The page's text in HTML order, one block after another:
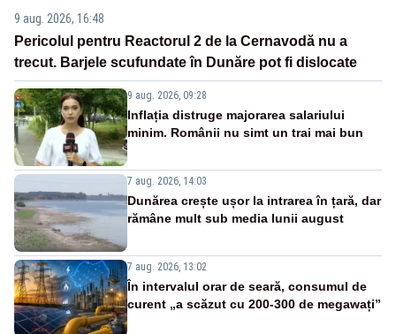
9 aug. 2026, 16:48
Pericolul pentru Reactorul 2 de la Cernavodă nu a
trecut. Barjele scufundate în Dunăre pot fi dislocate
9 aug. 2026, 09:28
Inflația distruge majorarea salariului
minim. Românii nu simt un trai mai bun
7 aug. 2026, 14:03
Dunărea crește ușor la intrarea în țară, dar
rămâne mult sub media lunii august
7 aug. 2026, 13:02
În intervalul orar de seară, consumul de
curent „a scăzut cu 200-300 de megawați”